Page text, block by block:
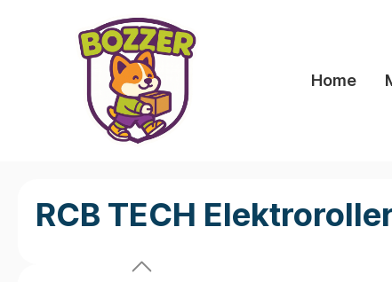
Zur Hauptnavigation springen
Home
RCB TECH